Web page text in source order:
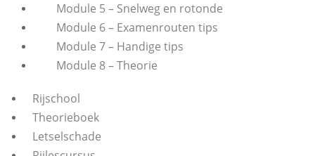
Module 5 – Snelweg en rotonde
Module 6 – Examenrouten tips
Module 7 – Handige tips
Module 8 – Theorie
Rijschool
Theorieboek
Letselschade